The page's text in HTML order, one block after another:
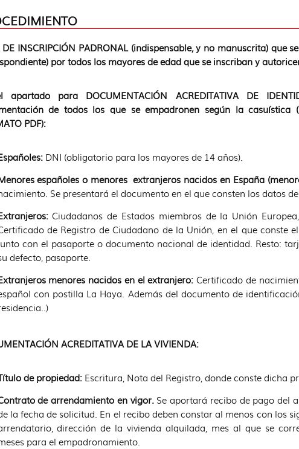
DE INSCRIPCIÓN PADRONAL (indispensable, y no manuscrita) que
por todos los mayores de edad que se inscriban y
apartado para DOCUMENTACIÓN ACREDITATIVA DE
de todos los que se empadronen según la casuística
PDF):
DNI (obligatorio para los mayores de 14 años).
españoles o menores extranjeros nacidos en España
Se presentará el documento en el que consten los datos
Ciudadanos de Estados miembros de la Unión
de Registro de Ciudadano de la Unión, en el que conste
con el pasaporte o documento nacional de identidad. Resto:
defecto, pasaporte.
menores nacidos en el extranjero: Certificado de
con postilla La Haya. Además del documento de
ACREDITATIVA DE LA VIVIENDA:
de propiedad: Escritura, Nota del Registro, donde conste dicha
de arrendamiento en vigor. Se aportará recibo de pago del
la fecha de solicitud. En el recibo deben constar al menos con los
dirección de la vivienda alquilada, mes al que se
para el empadronamiento.